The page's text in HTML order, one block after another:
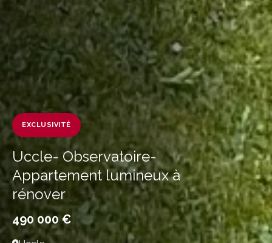
EXCLUSIVITÉ
Uccle- Observatoire-
Appartement lumineux à
rénover
490 000 €